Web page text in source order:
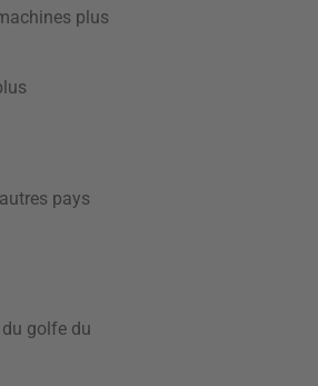
plus
pays
golfe du